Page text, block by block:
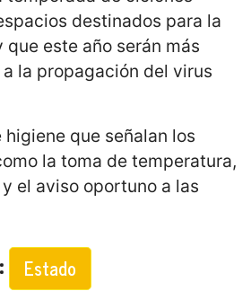
destinados para la
este año serán más
la propagación del virus
que señalan los
la toma de temperatura,
el aviso oportuno a las
Estado